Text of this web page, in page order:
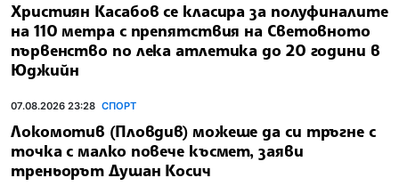
Християн Касабов се класира за полуфиналите
на 110 метра с препятствия на Световното
първенство по лека атлетика до 20 години в
Юджийн
07.08.2026 23:28 СПОРТ
Локомотив (Пловдив) можеше да си тръгне с
точка с малко повече късмет, заяви
треньорът Душан Косич